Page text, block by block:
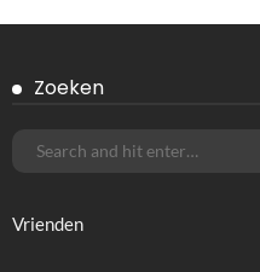
Zoeken
Vrienden